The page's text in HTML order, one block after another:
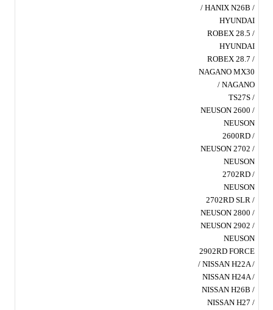
/ HANIX N26B /
HYUNDAI
ROBEX 28.5 /
HYUNDAI
ROBEX 28.7 /
NAGANO MX30
/ NAGANO
TS27S /
NEUSON 2600 /
NEUSON
2600RD /
NEUSON 2702 /
NEUSON
2702RD /
NEUSON
2702RD SLR /
NEUSON 2800 /
NEUSON 2902 /
NEUSON
2902RD FORCE
/ NISSAN H22A /
NISSAN H24A /
NISSAN H26B /
NISSAN H27 /